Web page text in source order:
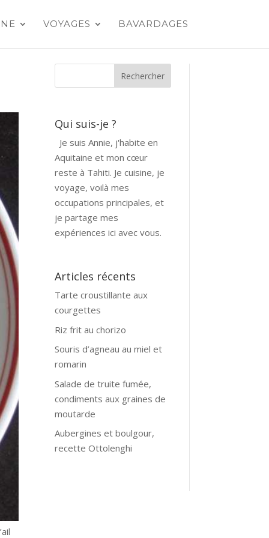
VOYAGES BAVARDAGES
Qui suis-je ?
Je suis Annie, j'habite en
Aquitaine et mon cœur
reste à Tahiti. Je cuisine, je
voyage, voilà mes
occupations principales, et
je partage mes
expériences ici avec vous.
Articles récents
Tarte croustillante aux
courgettes
Riz frit au chorizo
Souris d’agneau au miel et
romarin
Salade de truite fumée,
condiments aux graines de
moutarde
Aubergines et boulgour,
recette Ottolenghi